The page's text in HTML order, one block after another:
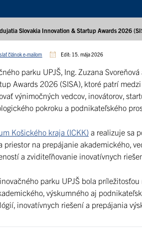
Slovakia Innovation & Startup Awards 2026
článok e-mailom Edit: 15. mája 2026
parku UPJŠ, Ing. Zuzana
Awards 2026 (SISA), ktoré patrí
výnimočných vedcov, inovátorov,
pokroku a podnikateľského
Košického kraja (ICKK) a realizuje sa
priestor na prepájanie akademického,
a zviditeľňovanie inovatívnych
parku UPJŠ bola
výskumného aj
inovatívnych riešení a prepájania